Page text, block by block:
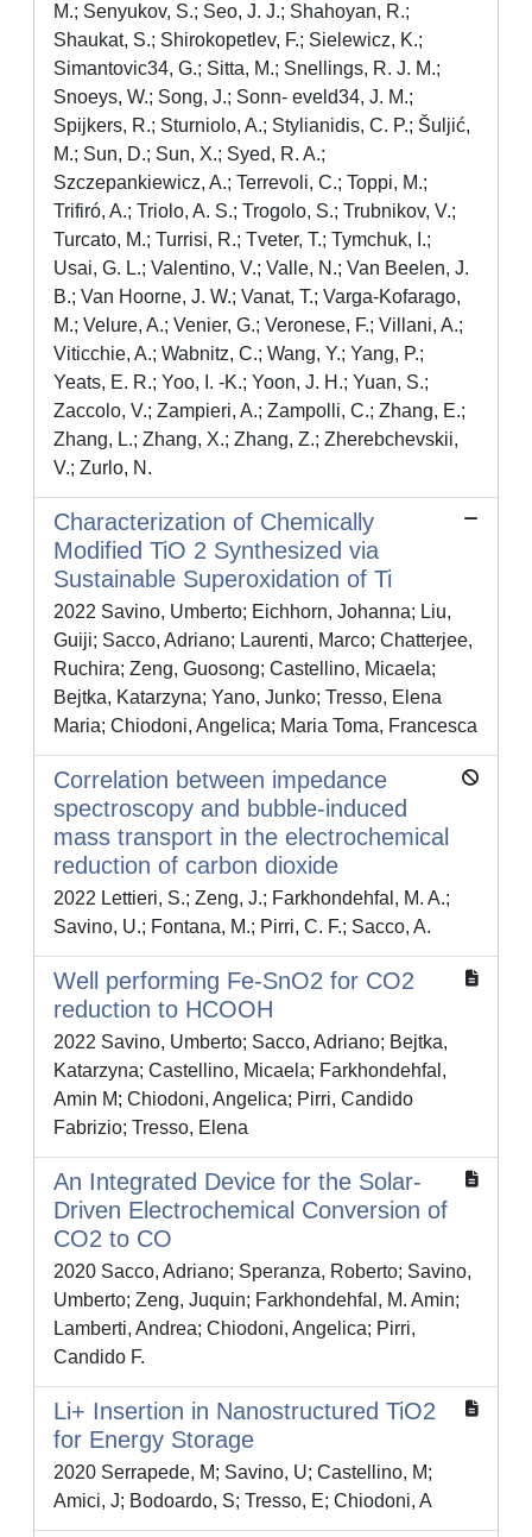
M.; Senyukov, S.; Seo, J. J.; Shahoyan, R.;
Shaukat, S.; Shirokopetlev, F.; Sielewicz, K.;
Simantovic34, G.; Sitta, M.; Snellings, R. J. M.;
Snoeys, W.; Song, J.; Sonn- eveld34, J. M.;
Spijkers, R.; Sturniolo, A.; Stylianidis, C. P.; Šuljić,
M.; Sun, D.; Sun, X.; Syed, R. A.;
Szczepankiewicz, A.; Terrevoli, C.; Toppi, M.;
Trifiró, A.; Triolo, A. S.; Trogolo, S.; Trubnikov, V.;
Turcato, M.; Turrisi, R.; Tveter, T.; Tymchuk, I.;
Usai, G. L.; Valentino, V.; Valle, N.; Van Beelen, J.
B.; Van Hoorne, J. W.; Vanat, T.; Varga-Kofarago,
M.; Velure, A.; Venier, G.; Veronese, F.; Villani, A.;
Viticchie, A.; Wabnitz, C.; Wang, Y.; Yang, P.;
Yeats, E. R.; Yoo, I. -K.; Yoon, J. H.; Yuan, S.;
Zaccolo, V.; Zampieri, A.; Zampolli, C.; Zhang, E.;
Zhang, L.; Zhang, X.; Zhang, Z.; Zherebchevskii,
V.; Zurlo, N.
Characterization of Chemically
Modified TiO 2 Synthesized via
Sustainable Superoxidation of Ti
2022 Savino, Umberto; Eichhorn, Johanna; Liu,
Guiji; Sacco, Adriano; Laurenti, Marco; Chatterjee,
Ruchira; Zeng, Guosong; Castellino, Micaela;
Bejtka, Katarzyna; Yano, Junko; Tresso, Elena
Maria; Chiodoni, Angelica; Maria Toma, Francesca
Correlation between impedance
spectroscopy and bubble-induced
mass transport in the electrochemical
reduction of carbon dioxide
2022 Lettieri, S.; Zeng, J.; Farkhondehfal, M. A.;
Savino, U.; Fontana, M.; Pirri, C. F.; Sacco, A.
Well performing Fe-SnO2 for CO2
reduction to HCOOH
2022 Savino, Umberto; Sacco, Adriano; Bejtka,
Katarzyna; Castellino, Micaela; Farkhondehfal,
Amin M; Chiodoni, Angelica; Pirri, Candido
Fabrizio; Tresso, Elena
An Integrated Device for the Solar-
Driven Electrochemical Conversion of
CO2 to CO
2020 Sacco, Adriano; Speranza, Roberto; Savino,
Umberto; Zeng, Juquin; Farkhondehfal, M. Amin;
Lamberti, Andrea; Chiodoni, Angelica; Pirri,
Candido F.
Li+ Insertion in Nanostructured TiO2
for Energy Storage
2020 Serrapede, M; Savino, U; Castellino, M;
Amici, J; Bodoardo, S; Tresso, E; Chiodoni, A